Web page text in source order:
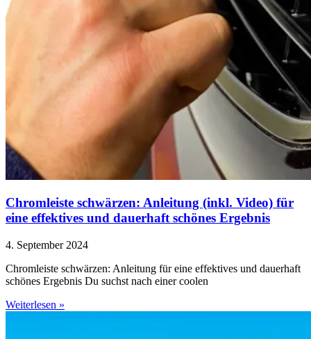
Chromleiste schwärzen: Anleitung (inkl. Video) für
eine effektives und dauerhaft schönes Ergebnis
4. September 2024
Chromleiste schwärzen: Anleitung für eine effektives und dauerhaft
schönes Ergebnis Du suchst nach einer coolen
Weiterlesen »